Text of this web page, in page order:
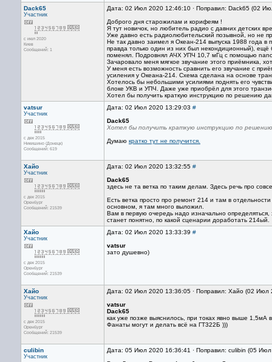
Dack65
Участник
с июл 2020
Киев
Сообщений: 1
Дата: 02 Июл 2020 12:46:10 · Поправил: Dack65 (02
Доброго дня старожилам и корифеям !
Я тут новичок, но любитель радио с давних детских
Уже давно есть радиолюбительский позывной, но не
Не так давно заимел я Океан-214 выпуска 1988 года
правда только один из них был некондиционный),
поменял. Подровнял АЧХ УПЧ 10,7 мГц с помощью
Зачаровало меня мягкое звучание этого приёмника,
У меня есть возможность сравнить его звучание с
усиления у Океана-214. Схема сделана на основе
Хотелось бы небольшими усилиями поднять его
блоке УКВ и УПЧ. Даже уже приобрёл для этого
Хотел бы получить краткую инструкцию по решению
vatsur
Участник
с дек 2015
Никишино (Донецк)
Сообщений: 619
Дата: 02 Июл 2020 13:29:03 #
Dack65
Хотел бы получить краткую инструкцию по
Думаю кратко тут не получится.
Хайо
Участник
с дек 2015
Оренбург
Сообщений: 21539
Дата: 02 Июл 2020 13:32:55 #
Dack65
здесь не та ветка по таким делам. Здесь речь про
Есть ветка просто про ремонт 214 и там в
основном, я там много выложил.
Вам в первую очередь надо изначально
станет понятно, по какой сценарии доработать 214ый.
Хайо
Участник
с дек 2015
Оренбург
Сообщений: 21539
Дата: 02 Июл 2020 13:33:39 #
vatsur
зато душевно)
Хайо
Участник
с дек 2015
Оренбург
Сообщений: 21539
Дата: 02 Июл 2020 13:36:05 · Поправил: Хайо (02 Июл
vatsur
Dack65
как уже позже выяснилось, при токах явно выше
Фанаты могут и делать всё на ГТ322Б )))
culibin
Участник
Дата: 05 Июл 2020 16:36:41 · Поправил: culibin (05